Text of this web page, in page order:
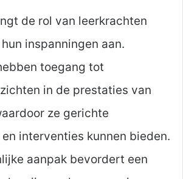
de rol van leerkrachten
inspanningen aan.
toegang tot
in de prestaties van
ze gerichte
interventies kunnen bieden.
aanpak bevordert een